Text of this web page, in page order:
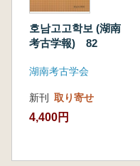
호남고고학보 (湖南
考古学報) 82
湖南考古学会
新刊 取り寄せ
4,400円